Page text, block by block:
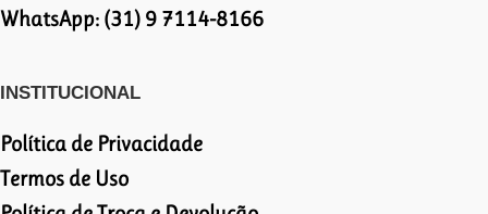
WhatsApp: (31) 9 7114-8166
INSTITUCIONAL
Política de Privacidade
Termos de Uso